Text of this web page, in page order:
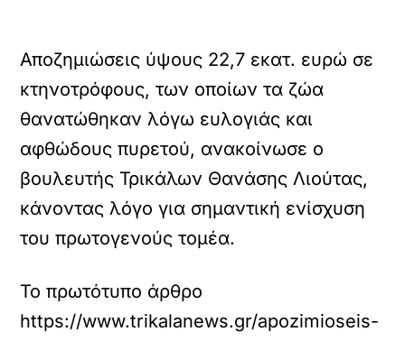
Αποζημιώσεις ύψους 22,7 εκατ. ευρώ σε
κτηνοτρόφους, των οποίων τα ζώα
θανατώθηκαν λόγω ευλογιάς και
αφθώδους πυρετού, ανακοίνωσε ο
βουλευτής Τρικάλων Θανάσης Λιούτας,
κάνοντας λόγο για σημαντική ενίσχυση
του πρωτογενούς τομέα.
Το πρωτότυπο άρθρο
https://www.trikalanews.gr/apozimioseis-